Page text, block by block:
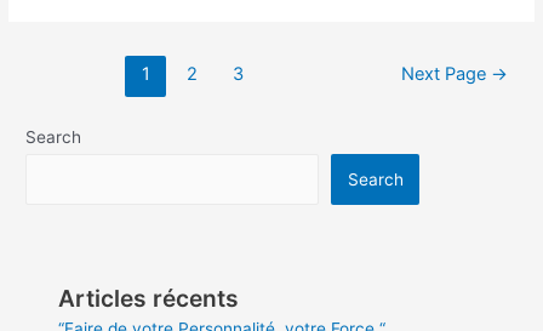
1 2 3 Next Page →
Search
Search
Articles récents